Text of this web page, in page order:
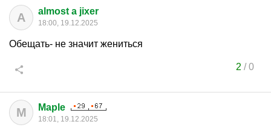
A almost a jixer
18:00, 19.12.2025
Обещать- не значит жениться
2 /0
M Maple
18:01, 19.12.2025